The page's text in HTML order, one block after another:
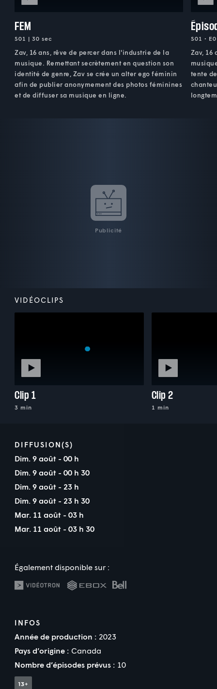
FEM
S01 | 30 sec
Zav, 16 ans, rêve de percer dans l'industrie de la
musique. Remettant secrètement en question son
identité de genre, Zav se crée un alter ego féminin
afin de publier anonymement des photos féminines
et de diffuser sa musique en ligne.
S01 •
Zav, 16
tente
Publicité
VIDÉOCLIPS
Clip 1
3 min
Clip 2
1 min
DIFFUSION(S)
Dim. 9 août - 00 h
Dim. 9 août - 00 h 30
Dim. 9 août - 23 h
Dim. 9 août - 23 h 30
Mar. 11 août - 03 h
Mar. 11 août - 03 h 30
Également disponible sur :
INFOS
Année de production : 2023
Pays d’origine : Canada
Nombre d’épisodes prévus : 10